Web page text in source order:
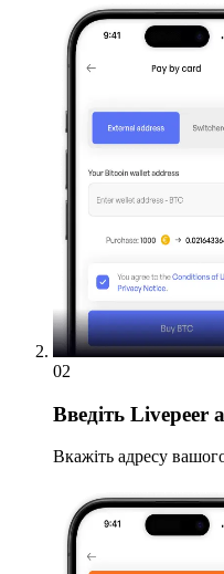
02
Введіть Livepeer
Вкажіть адресу